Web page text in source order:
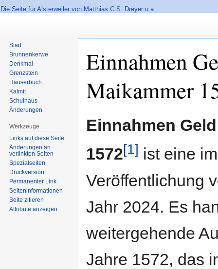
Die Seite für Alsterweiler von Matthias C.S. Dreyer u.a.
Einnahmen
Maikammer
Navigation
Suche
Einnahmen
1572 1
ist eine
Veröffentlichung
Jahr 2024. Es
weitergehende
Jahre 1572, das
Start
Brunnenkerwe
Denkmal
Grenzstein
Häuserbuch
Kalmit
Schulhaus
Änderungen
Werkzeuge
Links auf diese Seite
Änderungen an
verlinkten Seiten
Spezialseiten
Druckversion
Permanenter Link
Seiten­informationen
Seite zitieren
Attribute anzeigen